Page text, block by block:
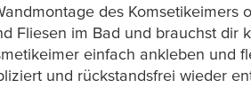
des Komsetikeimers
Fliesen im Bad und brauchst dir
einfach ankleben und
und rückstandsfrei wieder